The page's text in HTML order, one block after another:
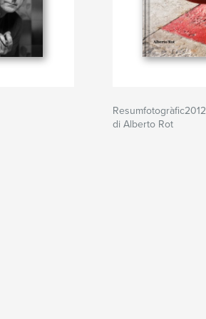
Resumfotogràfic2012
di Alberto Rot